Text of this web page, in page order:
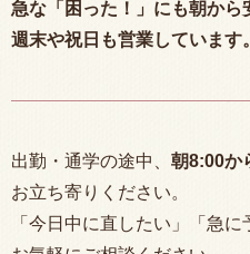
急な「困った！」にも朝から
週末や祝日も営業しています。
出勤・通学の途中、 朝8:00か
お立ち寄りください。
「今日中に直したい」「急